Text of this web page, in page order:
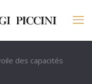
des capacités